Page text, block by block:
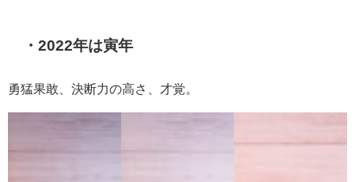
・2022年は寅年
勇猛果敢、決断力の高さ、才覚。